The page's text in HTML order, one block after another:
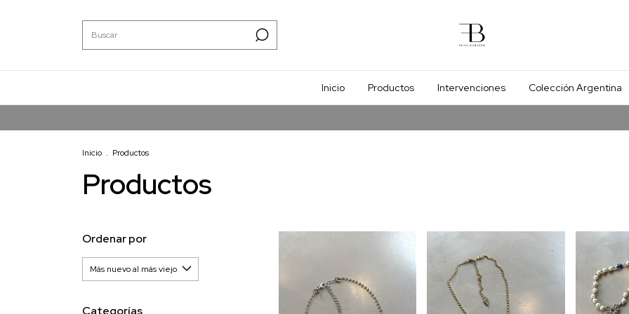
Inicio Productos Intervenciones Colección Argentina
Inicio . Productos
Productos
Ordenar por
Categorías